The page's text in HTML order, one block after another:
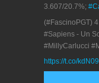
3.607/20.7%;
(#FascinoPGT)
#Sapiens - Un
#MillyCarlucci
https://t.co/